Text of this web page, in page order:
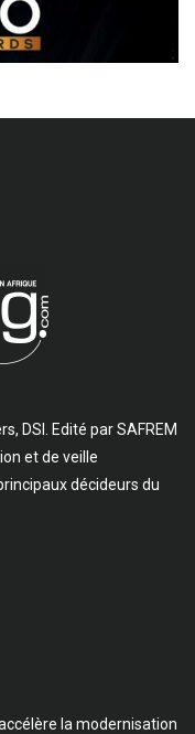
DSI. Edité par SAFREM
et de veille
décideurs du
accélère la modernisation